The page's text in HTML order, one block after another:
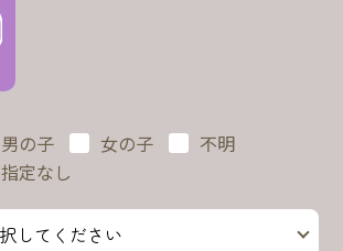
男の子 女の子
不明
指定なし